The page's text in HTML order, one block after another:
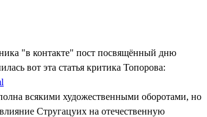
"в контакте" пост посвящённый дню
вот эта статья критика Топорова:
всякими художественными оборотами, но
Стругацуих на отечественную